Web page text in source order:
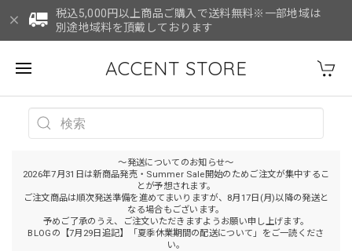
税込5,000円以上商品ご購入で送料無料※一部地域は
別途地域料を頂戴しております
ACCENT STORE
～発送についてのお知らせ～
2026年7月31日は新商品発売・Summer Sale開始のためご注文が集中するこ
とが予想されます。
ご注文商品は順次発送準備を進めてまいりますが、8月17日(月)以降の発送と
なる場合もございます。
予めご了承のうえ、ご注文いただきますようお願い申し上げます。
BLOGの【7月29日追記】「夏季休業期間の配送について」をご一読くださ
い。